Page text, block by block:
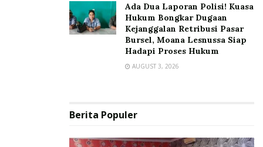
Ada Dua Laporan Polisi! Kuasa
Hukum Bongkar Dugaan
Kejanggalan Retribusi Pasar
Bursel, Moana Lesnussa Siap
Hadapi Proses Hukum
AUGUST 3, 2026
Berita Populer